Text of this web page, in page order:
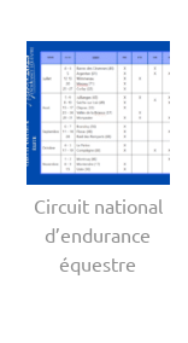
Circuit national
d’endurance
équestre